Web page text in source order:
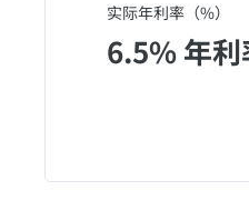
实际年利率（%）
6.5% 年利